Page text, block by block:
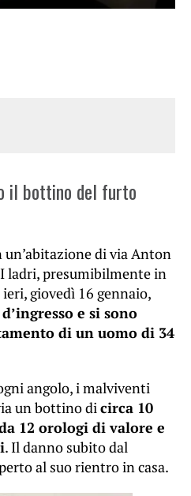
il bottino del furto
di via Anton
ladri, presumibilmente in
giovedì 16 gennaio,
e si sono
di un uomo di 34
angolo, i malviventi
un bottino di circa 10
12 orologi di valore e
. Il danno subito dal
al suo rientro in casa.